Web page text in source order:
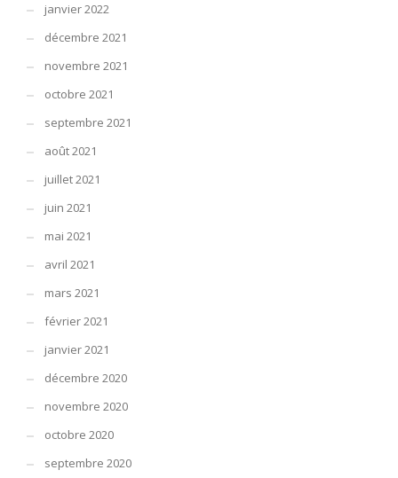
janvier 2022
décembre 2021
novembre 2021
octobre 2021
septembre 2021
août 2021
juillet 2021
juin 2021
mai 2021
avril 2021
mars 2021
février 2021
janvier 2021
décembre 2020
novembre 2020
octobre 2020
septembre 2020